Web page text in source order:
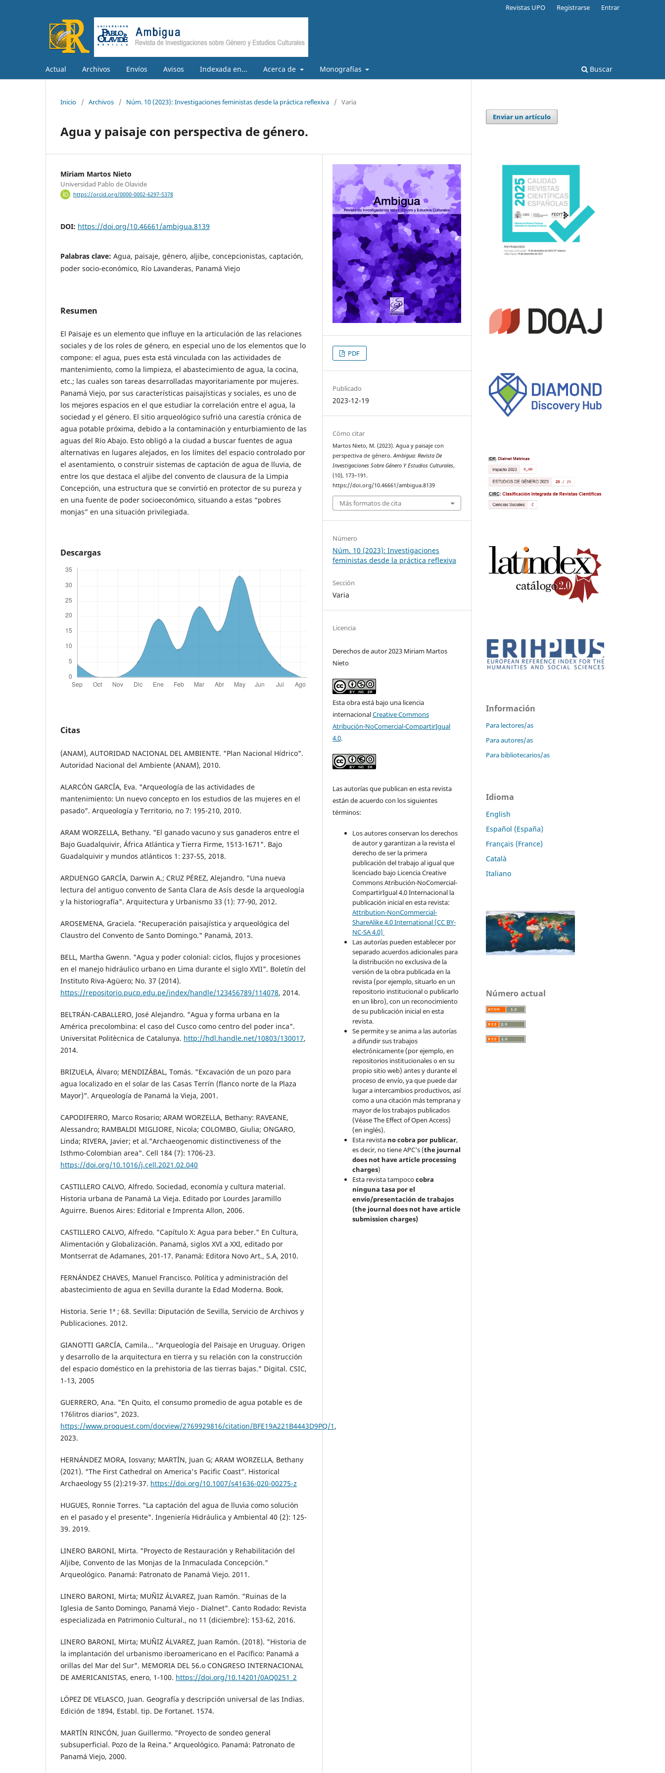
Actual Archivos Envíos Avisos Indexada en... Acerca de Monografías Buscar
Revistas UPO Registrarse Entrar
Inicio / Archivos / Núm. 10 (2023): Investigaciones feministas desde la práctica reflexiva / Varia
Agua y paisaje con perspectiva de género.
Miriam Martos Nieto
Universidad Pablo de Olavide
https://orcid.org/0000-0002-6297-5378
DOI: https://doi.org/10.46661/ambigua.8139
Palabras clave: Agua, paisaje, género, aljibe, concepcionistas, captación,
poder socio-económico, Río Lavanderas, Panamá Viejo
Resumen
El Paisaje es un elemento que influye en la articulación de las relaciones
sociales y de los roles de género, en especial uno de los elementos que lo
compone: el agua, pues esta está vinculada con las actividades de
mantenimiento, como la limpieza, el abastecimiento de agua, la cocina,
etc.; las cuales son tareas desarrolladas mayoritariamente por mujeres.
Panamá Viejo, por sus características paisajísticas y sociales, es uno de
los mejores espacios en el que estudiar la correlación entre el agua, la
sociedad y el género. El sitio arqueológico sufrió una carestía crónica de
agua potable próxima, debido a la contaminación y enturbiamiento de las
aguas del Río Abajo. Esto obligó a la ciudad a buscar fuentes de agua
alternativas en lugares alejados, en los límites del espacio controlado por
el asentamiento, o construir sistemas de captación de agua de lluvia, de
entre los que destaca el aljibe del convento de clausura de la Limpia
Concepción, una estructura que se convirtió en protector de su pureza y
en una fuente de poder socioeconómico, situando a estas “pobres
monjas” en una situación privilegiada.
Descargas
Citas
(ANAM), AUTORIDAD NACIONAL DEL AMBIENTE. "Plan Nacional Hídrico".
Autoridad Nacional del Ambiente (ANAM), 2010.
ALARCÓN GARCÍA, Eva. "Arqueología de las actividades de
mantenimiento: Un nuevo concepto en los estudios de las mujeres en el
pasado". Arqueología y Territorio, no 7: 195-210, 2010.
ARAM WORZELLA, Bethany. "El ganado vacuno y sus ganaderos entre el
Bajo Guadalquivir, África Atlántica y Tierra Firme, 1513-1671". Bajo
Guadalquivir y mundos atlánticos 1: 237-55, 2018.
ARDUENGO GARCÍA, Darwin A.; CRUZ PÉREZ, Alejandro. "Una nueva
lectura del antiguo convento de Santa Clara de Asís desde la arqueología
y la historiografía". Arquitectura y Urbanismo 33 (1): 77-90, 2012.
AROSEMENA, Graciela. "Recuperación paisajística y arqueológica del
Claustro del Convento de Santo Domingo." Panamá, 2013.
BELL, Martha Gwenn. "Agua y poder colonial: ciclos, flujos y procesiones
en el manejo hidráulico urbano en Lima durante el siglo XVII". Boletín del
Instituto Riva-Agüero; No. 37 (2014).
https://repositorio.pucp.edu.pe/index/handle/123456789/114078, 2014.
BELTRÁN-CABALLERO, José Alejandro. "Agua y forma urbana en la
América precolombina: el caso del Cusco como centro del poder inca".
Universitat Politècnica de Catalunya. http://hdl.handle.net/10803/130017,
2014.
BRIZUELA, Álvaro; MENDIZÁBAL, Tomás. "Excavación de un pozo para
agua localizado en el solar de las Casas Terrín (flanco norte de la Plaza
Mayor)". Arqueología de Panamá la Vieja, 2001.
CAPODIFERRO, Marco Rosario; ARAM WORZELLA, Bethany: RAVEANE,
Alessandro; RAMBALDI MIGLIORE, Nicola; COLOMBO, Giulia; ONGARO,
Linda; RIVERA, Javier; et al."Archaeogenomic distinctiveness of the
Isthmo-Colombian area". Cell 184 (7): 1706-23.
https://doi.org/10.1016/j.cell.2021.02.040
CASTILLERO CALVO, Alfredo. Sociedad, economía y cultura material.
Historia urbana de Panamá La Vieja. Editado por Lourdes Jaramillo
Aguirre. Buenos Aires: Editorial e Imprenta Allon, 2006.
CASTILLERO CALVO, Alfredo. "Capítulo X: Agua para beber." En Cultura,
Alimentación y Globalización. Panamá, siglos XVI a XXI, editado por
Montserrat de Adamanes, 201-17. Panamá: Editora Novo Art., S.A, 2010.
FERNÁNDEZ CHAVES, Manuel Francisco. Política y administración del
abastecimiento de agua en Sevilla durante la Edad Moderna. Book.
Historia. Serie 1ª ; 68. Sevilla: Diputación de Sevilla, Servicio de Archivos y
Publicaciones. 2012.
GIANOTTI GARCÍA, Camila... "Arqueología del Paisaje en Uruguay. Origen
y desarrollo de la arquitectura en tierra y su relación con la construcción
del espacio doméstico en la prehistoria de las tierras bajas." Digital. CSIC,
1-13, 2005
GUERRERO, Ana. "En Quito, el consumo promedio de agua potable es de
176litros diarios", 2023.
https://www.proquest.com/docview/2769929816/citation/BFE19A221B4443D9PQ/1 ,
2023.
HERNÁNDEZ MORA, Iosvany; MARTÍN, Juan G; ARAM WORZELLA, Bethany
(2021). "The First Cathedral on America's Pacific Coast". Historical
Archaeology 55 (2):219-37. https://doi.org/10.1007/s41636-020-00275-z
HUGUES, Ronnie Torres. "La captación del agua de lluvia como solución
en el pasado y el presente". Ingeniería Hidráulica y Ambiental 40 (2): 125-
39. 2019.
LINERO BARONI, Mirta. "Proyecto de Restauración y Rehabilitación del
Aljibe, Convento de las Monjas de la Inmaculada Concepción."
Arqueológico. Panamá: Patronato de Panamá Viejo. 2011.
LINERO BARONI, Mirta; MUÑIZ ÁLVAREZ, Juan Ramón. "Ruinas de la
Iglesia de Santo Domingo, Panamá Viejo - Dialnet". Canto Rodado: Revista
especializada en Patrimonio Cultural., no 11 (diciembre): 153-62, 2016.
LINERO BARONI, Mirta; MUÑIZ ÁLVAREZ, Juan Ramón. (2018). "Historia de
la implantación del urbanismo iberoamericano en el Pacífico: Panamá a
orillas del Mar del Sur". MEMORIA DEL 56.o CONGRESO INTERNACIONAL
DE AMERICANISTAS, enero, 1-100. https://doi.org/10.14201/0AQ0251_2
LÓPEZ DE VELASCO, Juan. Geografía y descripción universal de las Indias.
Edición de 1894, Establ. tip. De Fortanet. 1574.
MARTÍN RINCÓN, Juan Guillermo. "Proyecto de sondeo general
subsuperficial. Pozo de la Reina." Arqueológico. Panamá: Patronato de
Panamá Viejo, 2000.
PDF
Publicado
2023-12-19
Cómo citar
Martos Nieto, M. (2023). Agua y paisaje con
perspectiva de género.Ambigua: Revista De
Investigaciones Sobre Género Y Estudios Culturales,
(10), 173–191.
https://doi.org/10.46661/ambigua.8139
Más formatos de cita
Número
Núm. 10 (2023): Investigaciones
feministas desde la práctica reflexiva
Sección
Varia
Licencia
Derechos de autor 2023 Miriam Martos
Nieto
Esta obra está bajo una licencia
internacionalCreative Commons
Atribución-NoComercial-CompartirIgual
4.0.
Las autorías que publican en esta revista
están de acuerdo con los siguientes
términos:
Los autores conservan los derechos
de autor y garantizan a la revista el
derecho de ser la primera
publicación del trabajo al igual que
licenciado bajo Licencia Creative
Commons Atribución-NoComercial-
CompartirIgual 4.0 Internacional la
publicación inicial en esta revista:
Attribution-NonCommercial-
ShareAlike 4.0 International (CC BY-
NC-SA 4.0)
Las autorías pueden establecer por
separado acuerdos adicionales para
la distribución no exclusiva de la
versión de la obra publicada en la
revista (por ejemplo, situarlo en un
repositorio institucional o publicarlo
en un libro), con un reconocimiento
de su publicación inicial en esta
revista.
Se permite y se anima a las autorías
a difundir sus trabajos
electrónicamente (por ejemplo, en
repositorios institucionales o en su
propio sitio web) antes y durante el
proceso de envío, ya que puede dar
lugar a intercambios productivos, así
como a una citación más temprana y
mayor de los trabajos publicados
(Véase The Effect of Open Access)
(en inglés).
Esta revista no cobra por publicar,
es decir, no tiene APC's (the journal
does not have article processing
charges)
Esta revista tampococobra
ninguna tasa por el
envío/presentación de trabajos
(the journal does not have article
submission charges)
Enviar un artículo
Información
Para lectores/as
Para autores/as
Para bibliotecarios/as
Idioma
English
Español (España)
Français (France)
Català
Italiano
Número actual